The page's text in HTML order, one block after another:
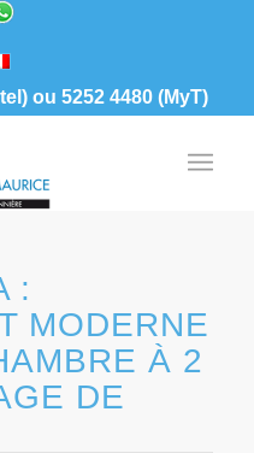
ou 5252 4480 (MyT)
:
MODERNE
À 2
DE